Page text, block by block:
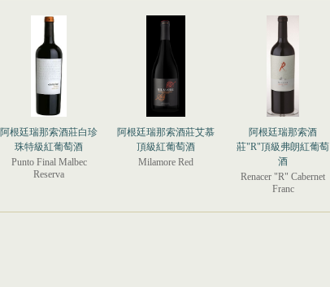
阿根廷瑞那索酒莊白珍
珠特級紅葡萄酒
Punto Final Malbec
Reserva
阿根廷瑞那索酒莊艾慕
頂級紅葡萄酒
Milamore Red
阿根廷瑞那索酒
莊"R"頂級弗朗紅葡萄
酒
Renacer "R" Cabernet
Franc